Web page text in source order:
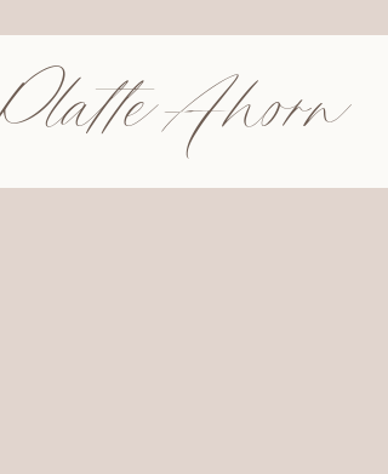
Platte Ahorn